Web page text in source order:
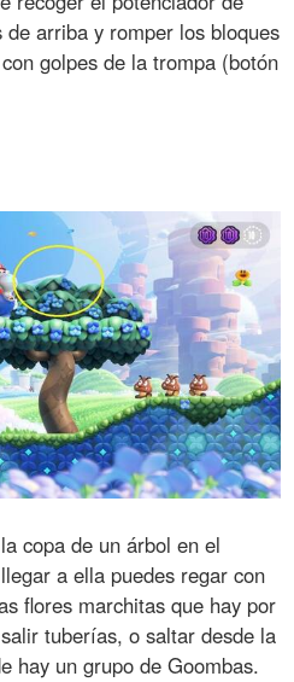
arriba y romper los bloques
golpes de la trompa (botón
copa de un árbol en el
a ella puedes regar con
flores marchitas que hay por
tuberías, o saltar desde la
hay un grupo de Goombas.